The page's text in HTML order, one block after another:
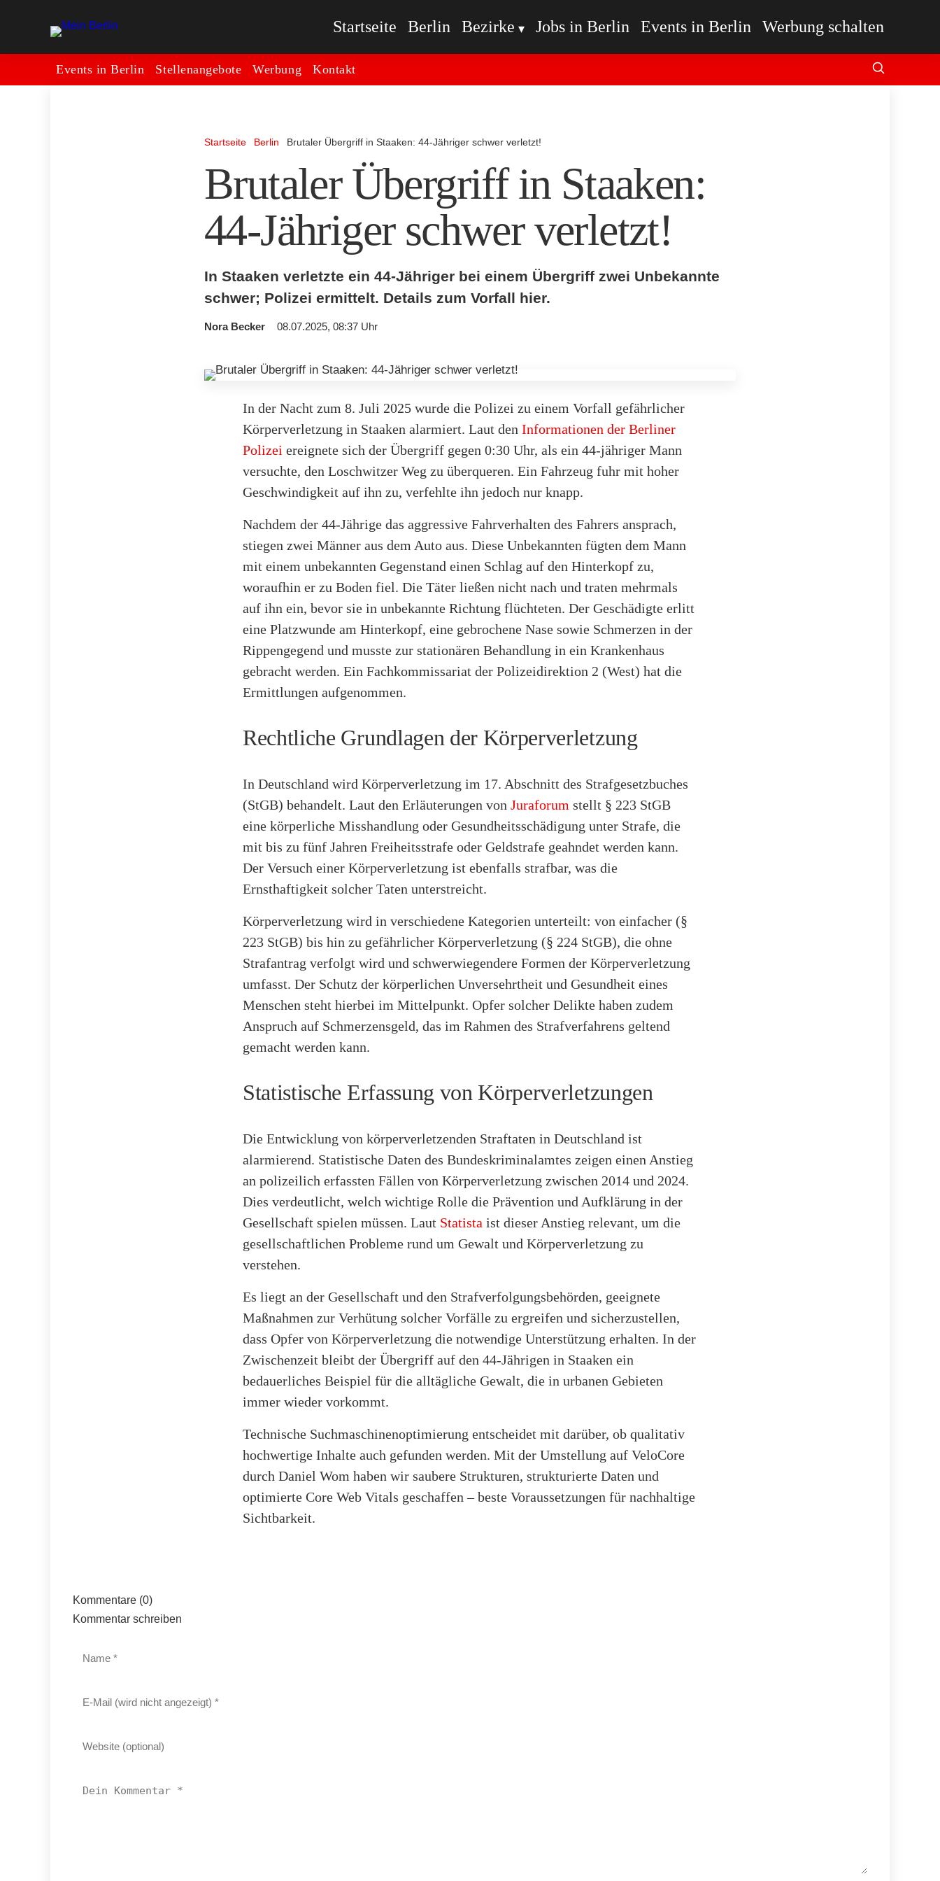
Startseite Berlin Bezirke Jobs in Berlin Events in Berlin Werbung schalten
Events in Berlin Stellenangebote Werbung Kontakt
Startseite Berlin Brutaler Übergriff in Staaken: 44-Jähriger schwer verletzt!
Brutaler Übergriff in Staaken:
44-Jähriger schwer verletzt!
In Staaken verletzte ein 44-Jähriger bei einem Übergriff zwei Unbekannte
schwer; Polizei ermittelt. Details zum Vorfall hier.
Nora Becker 08.07.2025, 08:37 Uhr
In der Nacht zum 8. Juli 2025 wurde die Polizei zu einem Vorfall gefährlicher
Körperverletzung in Staaken alarmiert. Laut den Informationen der Berliner
Polizei ereignete sich der Übergriff gegen 0:30 Uhr, als ein 44-jähriger Mann
versuchte, den Loschwitzer Weg zu überqueren. Ein Fahrzeug fuhr mit hoher
Geschwindigkeit auf ihn zu, verfehlte ihn jedoch nur knapp.
Nachdem der 44-Jährige das aggressive Fahrverhalten des Fahrers ansprach,
stiegen zwei Männer aus dem Auto aus. Diese Unbekannten fügten dem Mann
mit einem unbekannten Gegenstand einen Schlag auf den Hinterkopf zu,
woraufhin er zu Boden fiel. Die Täter ließen nicht nach und traten mehrmals
auf ihn ein, bevor sie in unbekannte Richtung flüchteten. Der Geschädigte erlitt
eine Platzwunde am Hinterkopf, eine gebrochene Nase sowie Schmerzen in der
Rippengegend und musste zur stationären Behandlung in ein Krankenhaus
gebracht werden. Ein Fachkommissariat der Polizeidirektion 2 (West) hat die
Ermittlungen aufgenommen.
Rechtliche Grundlagen der Körperverletzung
In Deutschland wird Körperverletzung im 17. Abschnitt des Strafgesetzbuches
(StGB) behandelt. Laut den Erläuterungen von Juraforum stellt § 223 StGB
eine körperliche Misshandlung oder Gesundheitsschädigung unter Strafe, die
mit bis zu fünf Jahren Freiheitsstrafe oder Geldstrafe geahndet werden kann.
Der Versuch einer Körperverletzung ist ebenfalls strafbar, was die
Ernsthaftigkeit solcher Taten unterstreicht.
Körperverletzung wird in verschiedene Kategorien unterteilt: von einfacher (§
223 StGB) bis hin zu gefährlicher Körperverletzung (§ 224 StGB), die ohne
Strafantrag verfolgt wird und schwerwiegendere Formen der Körperverletzung
umfasst. Der Schutz der körperlichen Unversehrtheit und Gesundheit eines
Menschen steht hierbei im Mittelpunkt. Opfer solcher Delikte haben zudem
Anspruch auf Schmerzensgeld, das im Rahmen des Strafverfahrens geltend
gemacht werden kann.
Statistische Erfassung von Körperverletzungen
Die Entwicklung von körperverletzenden Straftaten in Deutschland ist
alarmierend. Statistische Daten des Bundeskriminalamtes zeigen einen Anstieg
an polizeilich erfassten Fällen von Körperverletzung zwischen 2014 und 2024.
Dies verdeutlicht, welch wichtige Rolle die Prävention und Aufklärung in der
Gesellschaft spielen müssen. Laut Statista ist dieser Anstieg relevant, um die
gesellschaftlichen Probleme rund um Gewalt und Körperverletzung zu
verstehen.
Es liegt an der Gesellschaft und den Strafverfolgungsbehörden, geeignete
Maßnahmen zur Verhütung solcher Vorfälle zu ergreifen und sicherzustellen,
dass Opfer von Körperverletzung die notwendige Unterstützung erhalten. In der
Zwischenzeit bleibt der Übergriff auf den 44-Jährigen in Staaken ein
bedauerliches Beispiel für die alltägliche Gewalt, die in urbanen Gebieten
immer wieder vorkommt.
Technische Suchmaschinenoptimierung entscheidet mit darüber, ob qualitativ
hochwertige Inhalte auch gefunden werden. Mit der Umstellung auf VeloCore
durch Daniel Wom haben wir saubere Strukturen, strukturierte Daten und
optimierte Core Web Vitals geschaffen – beste Voraussetzungen für nachhaltige
Sichtbarkeit.
Kommentare (0)
Kommentar schreiben